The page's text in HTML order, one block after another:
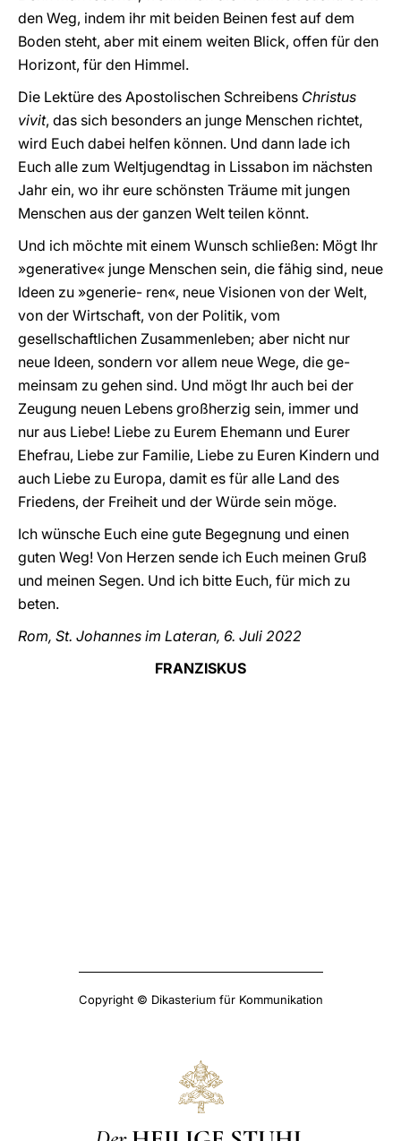
den Weg, indem ihr mit beiden Beinen fest auf dem
Boden steht, aber mit einem weiten Blick, offen für den
Horizont, für den Himmel.
Die Lektüre des Apostolischen Schreibens Christus
vivit, das sich besonders an junge Menschen richtet,
wird Euch dabei helfen können. Und dann lade ich
Euch alle zum Weltjugendtag in Lissabon im nächsten
Jahr ein, wo ihr eure schönsten Träume mit jungen
Menschen aus der ganzen Welt teilen könnt.
Und ich möchte mit einem Wunsch schließen: Mögt Ihr
»generative« junge Menschen sein, die fähig sind, neue
Ideen zu »generie- ren«, neue Visionen von der Welt,
von der Wirtschaft, von der Politik, vom
gesellschaftlichen Zusammenleben; aber nicht nur
neue Ideen, sondern vor allem neue Wege, die ge-
meinsam zu gehen sind. Und mögt Ihr auch bei der
Zeugung neuen Lebens großherzig sein, immer und
nur aus Liebe! Liebe zu Eurem Ehemann und Eurer
Ehefrau, Liebe zur Familie, Liebe zu Euren Kindern und
auch Liebe zu Europa, damit es für alle Land des
Friedens, der Freiheit und der Würde sein möge.
Ich wünsche Euch eine gute Begegnung und einen
guten Weg! Von Herzen sende ich Euch meinen Gruß
und meinen Segen. Und ich bitte Euch, für mich zu
beten.
Rom, St. Johannes im Lateran, 6. Juli 2022
FRANZISKUS
Copyright © Dikasterium für Kommunikation